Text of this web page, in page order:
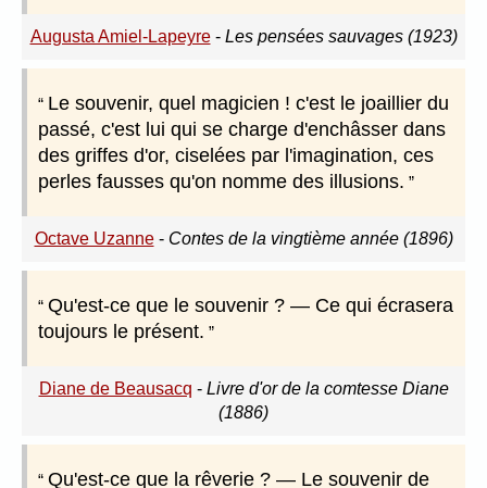
Augusta Amiel-Lapeyre- Les pensées sauvages (1923)
Le souvenir, quel magicien ! c'est le joaillier du
passé, c'est lui qui se charge d'enchâsser dans
des griffes d'or, ciselées par l'imagination, ces
perles fausses qu'on nomme des illusions.
Octave Uzanne- Contes de la vingtième année (1896)
Qu'est-ce que le souvenir ? — Ce qui écrasera
toujours le présent.
Diane de Beausacq - Livre d'or de la comtesse Diane
(1886)
Qu'est-ce que la rêverie ? — Le souvenir de